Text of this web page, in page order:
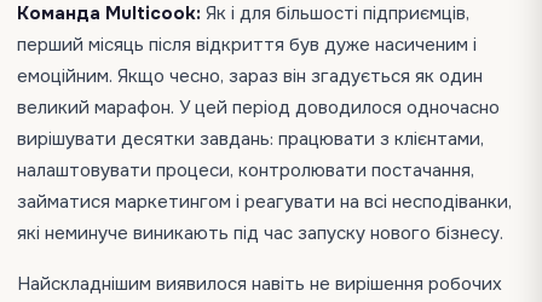
Команда Multicook: Як і для більшості підприємців,
перший місяць після відкриття був дуже насиченим і
емоційним. Якщо чесно, зараз він згадується як один
великий марафон. У цей період доводилося одночасно
вирішувати десятки завдань: працювати з клієнтами,
налаштовувати процеси, контролювати постачання,
займатися маркетингом і реагувати на всі несподіванки,
які неминуче виникають під час запуску нового бізнесу.
Найскладнішим виявилося навіть не вирішення робочих